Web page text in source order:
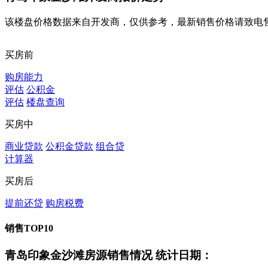
该楼盘价格数据来自开发商，仅供参考，最新销售价格请致电
买房前
购房能力
评估 公积金
评估 楼盘查询
买房中
商业贷款 公积金贷款 组合贷
计算器
买房后
提前还贷 购房税费
销售TOP10
青岛印象金沙滩房源销售情况统计日期：